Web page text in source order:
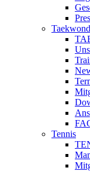
Tennis